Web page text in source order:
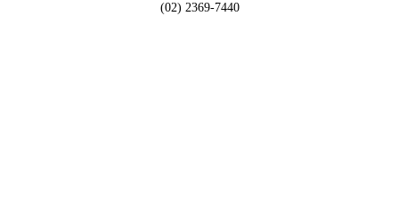
(02) 2369-7440